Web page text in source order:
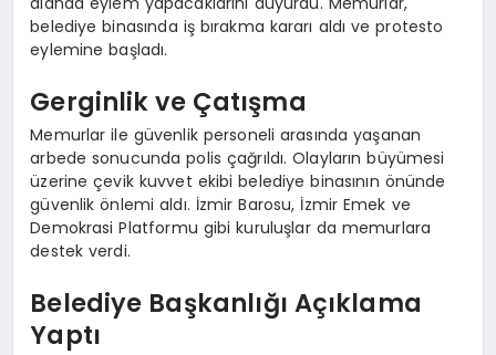
belediye binasında iş bırakma kararı aldı ve protesto
eylemine başladı.
Gerginlik ve Çatışma
Memurlar ile güvenlik personeli arasında yaşanan
arbede sonucunda polis çağrıldı. Olayların büyümesi
üzerine çevik kuvvet ekibi belediye binasının önünde
güvenlik önlemi aldı. İzmir Barosu, İzmir Emek ve
Demokrasi Platformu gibi kuruluşlar da memurlara
destek verdi.
Belediye Başkanlığı Açıklama
Yaptı